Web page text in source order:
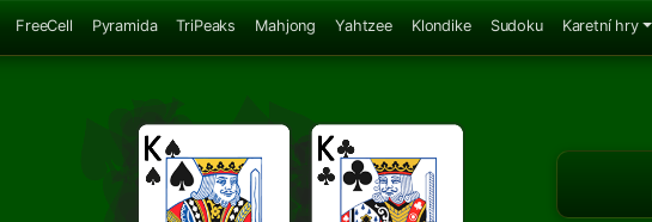
FreeCell Pyramida TriPeaks Mahjong Yahtzee Klondike Sudoku Karetní hry